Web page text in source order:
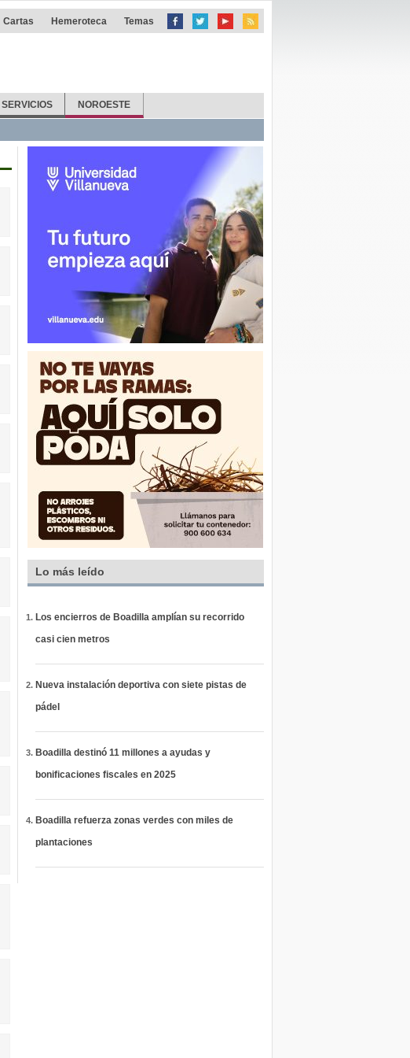
Cartas Hemeroteca Temas
SERVICIOS NOROESTE
Lo más leído
Los encierros de Boadilla amplían su recorrido
casi cien metros
Nueva instalación deportiva con siete pistas de
pádel
Boadilla destinó 11 millones a ayudas y
bonificaciones fiscales en 2025
Boadilla refuerza zonas verdes con miles de
plantaciones